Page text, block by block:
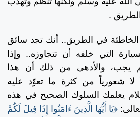
.
في الطريق.. أنك تجد سائق
التي خلفه أن تتجاوزه.. وإذا
يجب، والأدهى من ذلك أن هذا
لا شعورياً من كثرة ما تعوّد عليه
يعلمك السلوك الصحيح في هذه
﴿يَا أَيُّهَا الَّذِينَ ءَامَنُوا إِذَا قِيلَ لَكُمْ